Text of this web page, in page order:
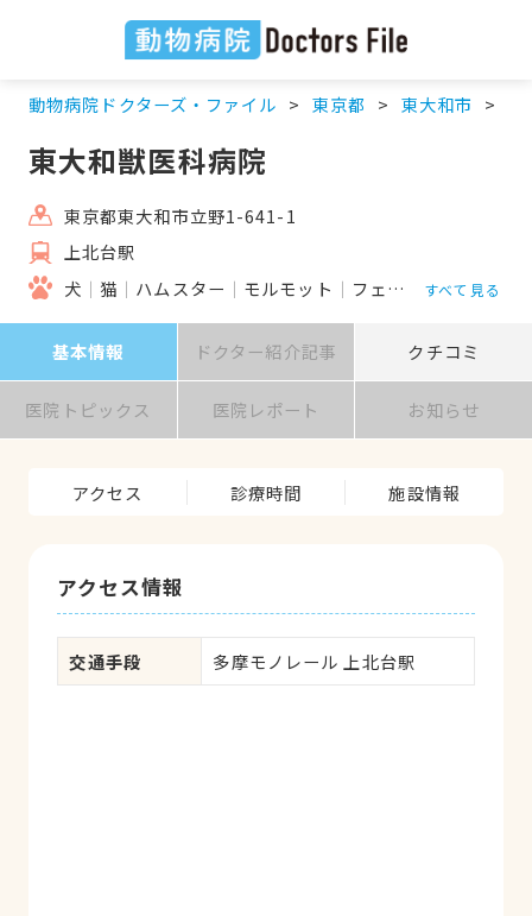
動物病院ドクターズ・ファイル 東京都 東大和市
東大和獣医科病院
東京都東大和市立野1-641-1
上北台駅
犬
猫 ハムスター モルモット フェレット うさぎ
すべて見る
基本情報 ドクター紹介記事 クチコミ
医院トピックス 医院レポート お知らせ
アクセス 診療時間 施設情報
アクセス情報
交通手段 多摩モノレール 上北台駅